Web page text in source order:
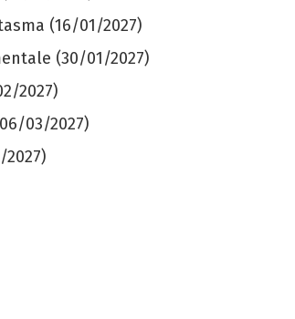
(16/01/2027)
(30/01/2027)
2027)
03/2027)